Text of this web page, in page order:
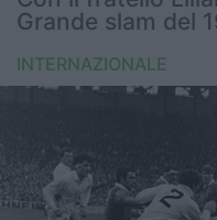
FIR
6 Nazioni
Grande slam del
INTERNAZIONALE